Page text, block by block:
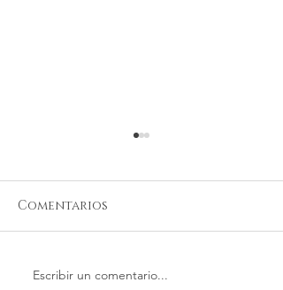
En Matteo Cucina
Comentarios
Escribir un comentario...